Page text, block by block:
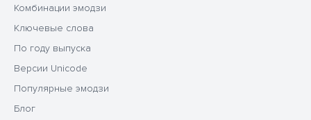
Комбинации эмодзи
Ключевые слова
По году выпуска
Версии Unicode
Популярные эмодзи
Блог